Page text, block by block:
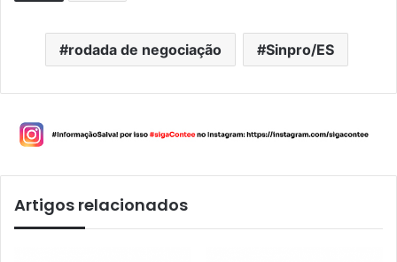
rodada de negociação Sinpro/ES
Artigos relacionados